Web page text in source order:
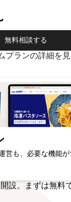
無料相談する
プランの詳細を
営も、必要な機能が
設。まずは無料